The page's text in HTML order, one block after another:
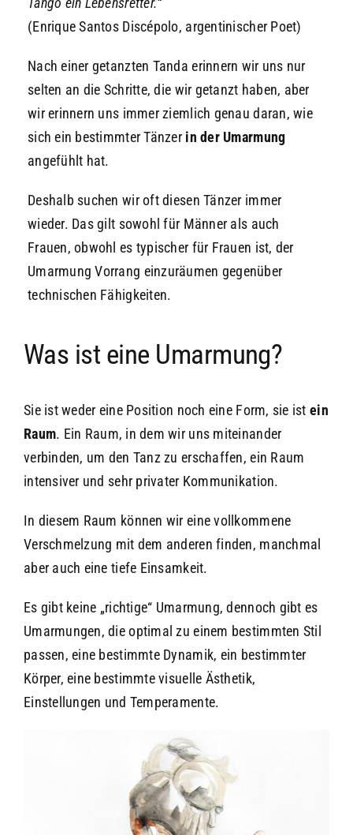
(Enrique Santos Discépolo, argentinischer Poet)
Nach einer getanzten Tanda erinnern wir uns nur
selten an die Schritte, die wir getanzt haben, aber
wir erinnern uns immer ziemlich genau daran, wie
sich ein bestimmter Tänzer in der Umarmung
angefühlt hat.
Deshalb suchen wir oft diesen Tänzer immer
wieder. Das gilt sowohl für Männer als auch
Frauen, obwohl es typischer für Frauen ist, der
Umarmung Vorrang einzuräumen gegenüber
technischen Fähigkeiten.
Was ist eine Umarmung?
Sie ist weder eine Position noch eine Form, sie istein
Raum. Ein Raum, in dem wir uns miteinander
verbinden, um den Tanz zu erschaffen, ein Raum
intensiver und sehr privater Kommunikation.
In diesem Raum können wir eine vollkommene
Verschmelzung mit dem anderen finden, manchmal
aber auch eine tiefe Einsamkeit.
Es gibt keine „richtige“ Umarmung, dennoch gibt es
Umarmungen, die optimal zu einem bestimmten Stil
passen, eine bestimmte Dynamik, ein bestimmter
Körper, eine bestimmte visuelle Ästhetik,
Einstellungen und Temperamente.